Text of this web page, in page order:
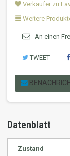
Verkäufer zu
Weitere
An einen
TWEET
Datenblatt
Zustand